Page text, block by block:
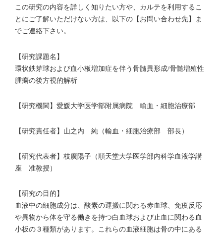
この研究の内容を詳しく知りたい方や、カルテを利用するこ
とにご了解いただけない方は、以下の【お問い合わせ先】ま
でご連絡下さい。
【研究課題名】
環状鉄芽球および血小板増加症を伴う骨髄異形成/骨髄増殖性
腫瘍の後方視的解析
【研究機関】愛媛大学医学部附属病院 輸血・細胞治療部
【研究責任者】山之内 純（輸血・細胞治療部 部長）
【研究代表者】枝廣陽子（順天堂大学医学部内科学血液学講
座 准教授）
【研究の目的】
血液中の細胞成分は、酸素の運搬に関わる赤血球、免疫反応
や異物から体を守る働きを持つ白血球および止血に関わる血
小板の３種類があります。これらの血液細胞は骨の中にある